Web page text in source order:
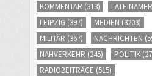
KOMMENTAR (313)
LEIPZIG (397) MEDIEN (3203)
MILITÄR (367) NACHRICHTEN
NAHVERKEHR (245) POLITIK
RADIOBEITRÄGE (515)